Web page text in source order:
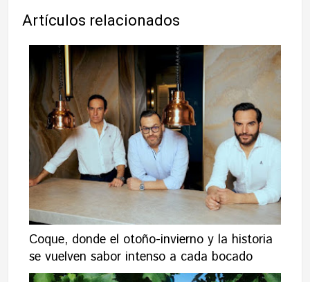
Artículos relacionados
Coque, donde el otoño-invierno y la historia
se vuelven sabor intenso a cada bocado